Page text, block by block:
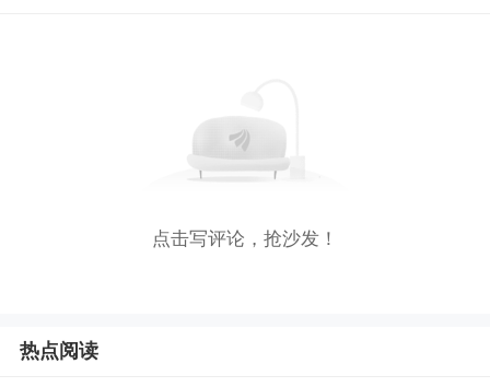
点击写评论，抢沙发！
热点阅读